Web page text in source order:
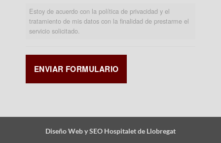
Estoy de acuerdo con la política de privacidad y el
tratamiento de mis datos con la finalidad de prestarme el
servicio solicitado.
Diseño Web y SEO Hospitalet de Llobregat